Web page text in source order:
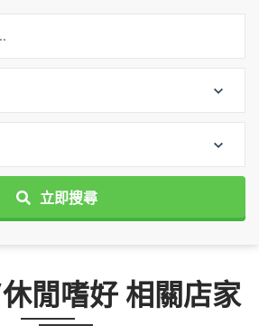
立即搜尋
閒嗜好 相關店家